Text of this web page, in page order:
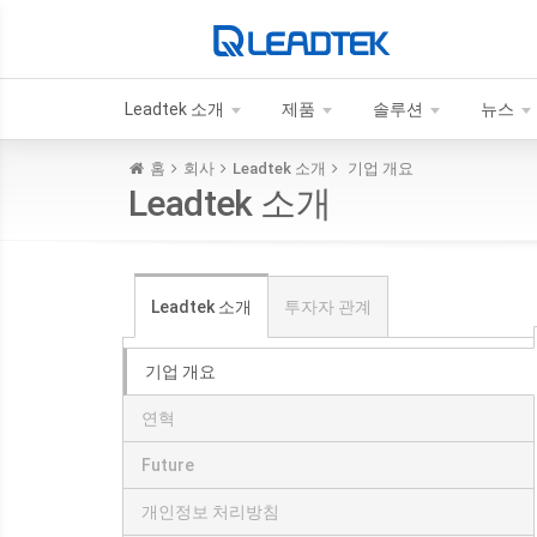
Leadtek 소개 제품 솔루션 뉴스
홈 회사 Leadtek 소개 기업 개요
Leadtek 소개
Leadtek 소개 투자자 관계
기업 개요
연혁
Future
개인정보 처리방침